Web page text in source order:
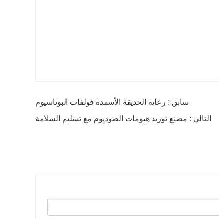
سابق : رعاية الحديقة الأسمدة فولفات البوتاسيوم
التالي : مصنع توريد هيومات الصوديوم مع تسليم السلامة